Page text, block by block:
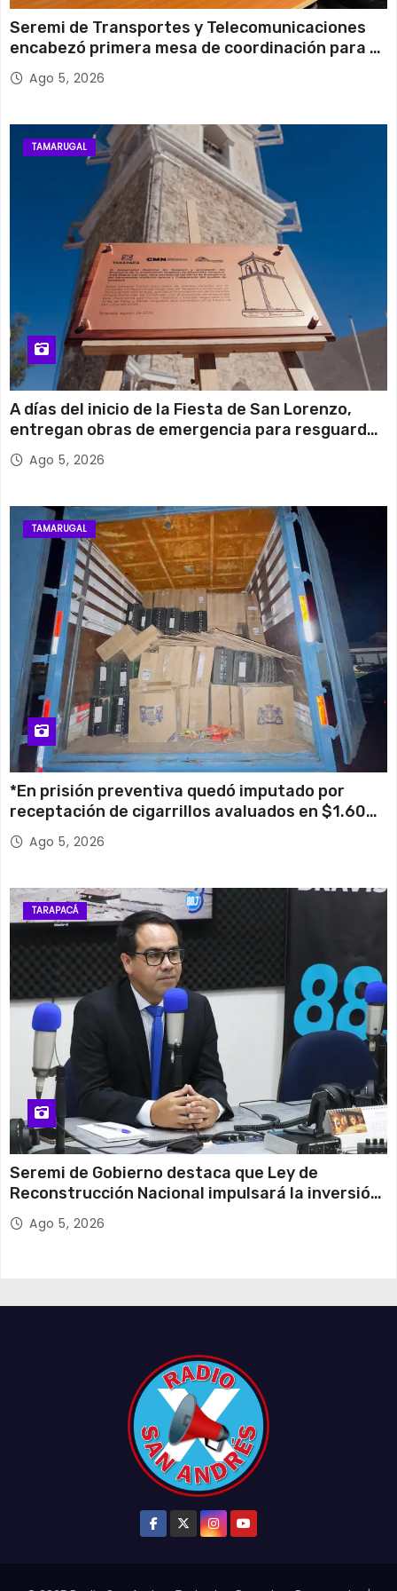
Seremi de Transportes y Telecomunicaciones
encabezó primera mesa de coordinación para el
retiro de cables en desuso en Iquique
Ago 5, 2026
TAMARUGAL
A días del inicio de la Fiesta de San Lorenzo,
entregan obras de emergencia para resguardar
su histórico campanario
Ago 5, 2026
TAMARUGAL
*En prisión preventiva quedó imputado por
receptación de cigarrillos avaluados en $1.600
millones*
Ago 5, 2026
TARAPACÁ
Seremi de Gobierno destaca que Ley de
Reconstrucción Nacional impulsará la inversión
y el empleo en Tarapacá
Ago 5, 2026